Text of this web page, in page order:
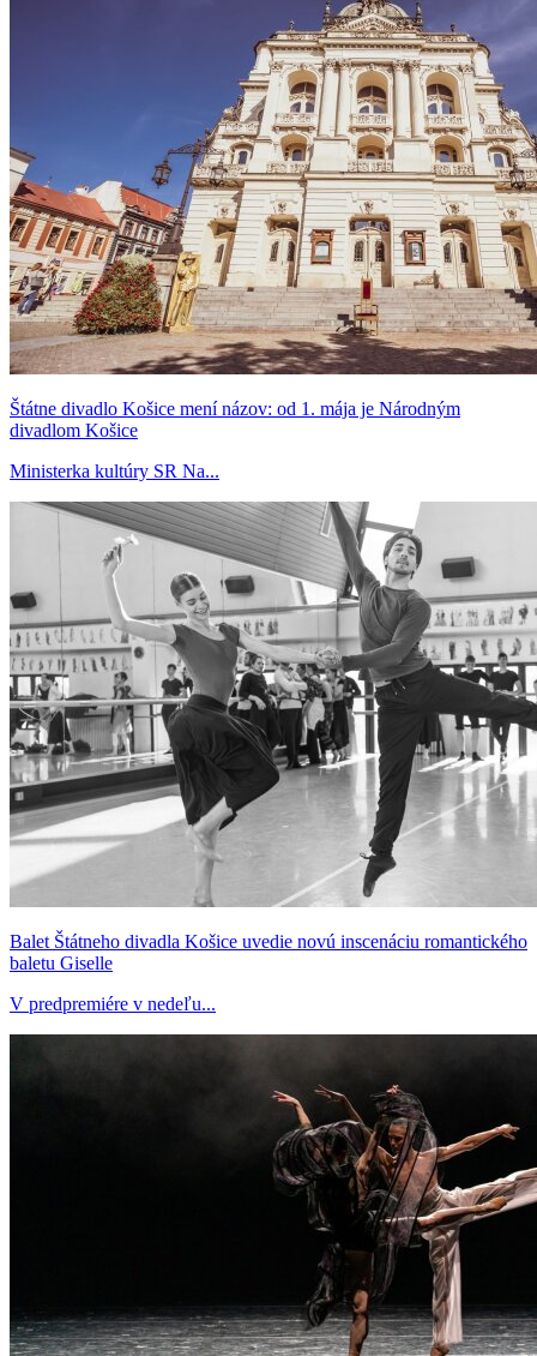
Štátne divadlo Košice mení názov: od 1. mája je Národným
divadlom Košice
Ministerka kultúry SR Na...
Balet Štátneho divadla Košice uvedie novú inscenáciu romantického
baletu Giselle
V predpremiére v nedeľu...